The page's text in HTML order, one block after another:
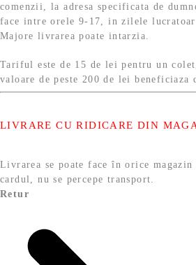
comenzii, la adresa specificata de
face intre orele 9-17, in zilele
Majore livrarea poate intarzia.
Tariful este de 15 de lei pentru un
valoare de peste 200 de lei beneficiaza
LIVRARE CU RIDICARE DIN
Livrarea se poate face în orice
cardul, nu se percepe transport.
Retur